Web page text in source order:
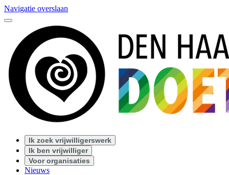
Navigatie overslaan
Ik zoek vrijwilligerswerk
Ik ben vrijwilliger
Voor organisaties
Nieuws